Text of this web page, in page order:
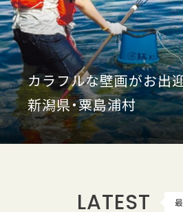
カラフルな壁画がお出
新潟県・粟島浦村
LATEST